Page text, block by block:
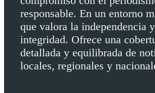
responsable. En un entorno
que valora la independencia
integridad. Ofrece una
detallada y equilibrada de
locales, regionales y